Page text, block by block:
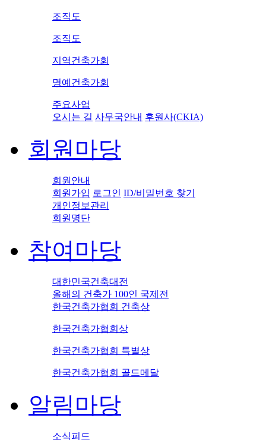
조직도
조직도
지역건축가회
명예건축가회
주요사업
오시는 길 사무국안내 후원사(CKIA)
회원마당
회원안내
회원가입 로그인 ID/비밀번호 찾기
개인정보관리
회원명단
참여마당
대한민국건축대전
올해의 건축가 100인 국제전
한국건축가협회 건축상
한국건축가협회상
한국건축가협회 특별상
한국건축가협회 골드메달
알림마당
소식피드